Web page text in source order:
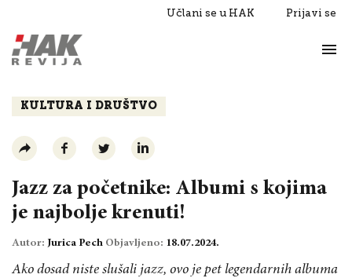
Učlani se u HAK Prijavi se
Razgovori
KULTURA I DRUŠTVO
Jazz za početnike: Albumi s kojima
je najbolje krenuti!
Autor: Jurica Pech Objavljeno: 18.07.2024.
Ako dosad niste slušali jazz, ovo je pet legendarnih albuma